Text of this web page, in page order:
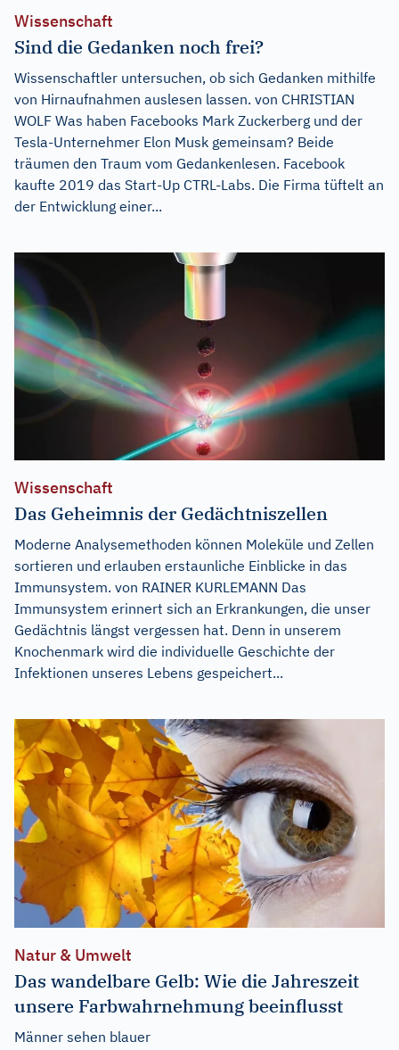
Wissenschaft
Sind die Gedanken noch frei?
Wissenschaftler untersuchen, ob sich Gedanken mithilfe
von Hirnaufnahmen auslesen lassen. von CHRISTIAN
WOLF Was haben Facebooks Mark Zuckerberg und der
Tesla-Unternehmer Elon Musk gemeinsam? Beide
träumen den Traum vom Gedankenlesen. Facebook
kaufte 2019 das Start-Up CTRL-Labs. Die Firma tüftelt an
der Entwicklung einer...
Wissenschaft
Das Geheimnis der Gedächtniszellen
Moderne Analysemethoden können Moleküle und Zellen
sortieren und erlauben erstaunliche Einblicke in das
Immunsystem. von RAINER KURLEMANN Das
Immunsystem erinnert sich an Erkrankungen, die unser
Gedächtnis längst vergessen hat. Denn in unserem
Knochenmark wird die individuelle Geschichte der
Infektionen unseres Lebens gespeichert...
Natur & Umwelt
Das wandelbare Gelb: Wie die Jahreszeit
unsere Farbwahrnehmung beeinflusst
Männer sehen blauer